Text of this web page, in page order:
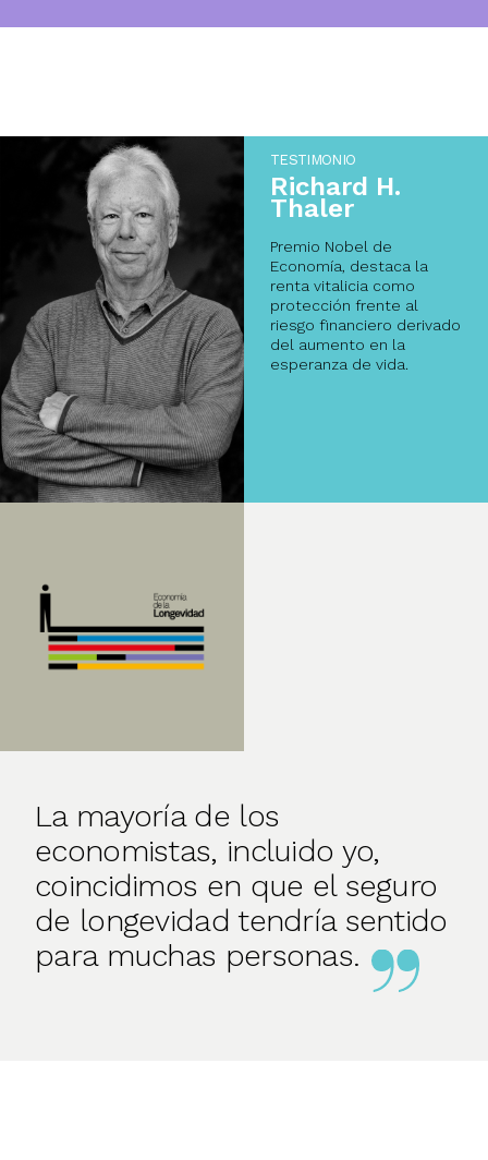
La mayoría de los
economistas, incluido yo,
coincidimos en que el seguro
de longevidad tendría sentido
para muchas personas.
TESTIMONIO
Richard H.
Thaler
Premio Nobel de
Economía, destaca la
renta vitalicia como
protección frente al
riesgo financiero derivado
del aumento en la
esperanza de vida.